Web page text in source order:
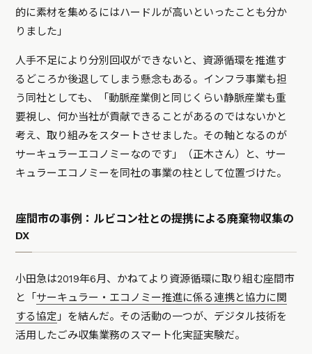
的に素材を集めるにはハードルが高いといったことも分か
りました」
人手不足により分別回収ができないと、資源循環を推進す
るどころか後退してしまう懸念もある。インフラ事業も担
う同社としても、「動脈産業側と同じくらい静脈産業も重
要視し、何か当社が貢献できることがあるのではないかと
考え、取り組みをスタートさせました。その軸となるのが
サーキュラーエコノミーなのです」（正木さん）と、サー
キュラーエコノミーを同社の事業の柱として位置づけた。
座間市の事例：ルビコン社との提携による廃棄物収集の
DX
小田急は2019年6月、かねてより資源循環に取り組む座間市
と「 サーキュラー・エコノミー推進に係る連携と協力に関
する協定 」を結んだ。その活動の一つが、デジタル技術を
活用したごみ収集業務のスマート化実証実験だ。